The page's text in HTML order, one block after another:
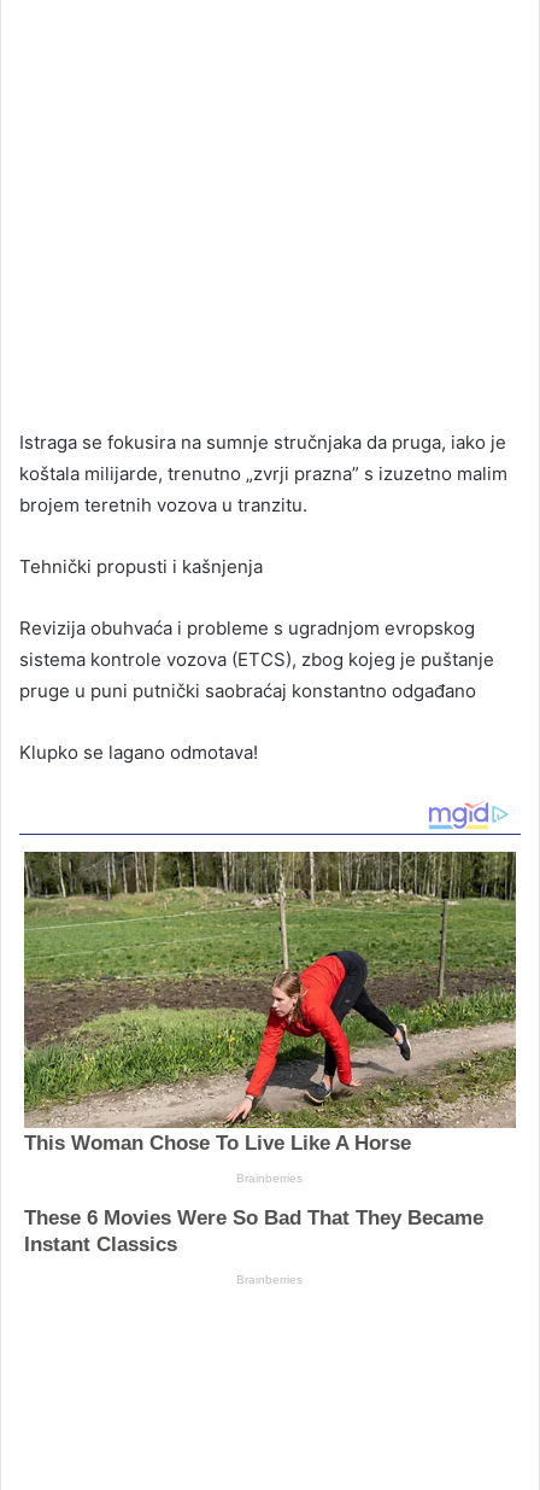
Istraga se fokusira na sumnje stručnjaka da pruga, iako je
koštala milijarde, trenutno „zvrji prazna” s izuzetno malim
brojem teretnih vozova u tranzitu.
Tehnički propusti i kašnjenja
Revizija obuhvaća i probleme s ugradnjom evropskog
sistema kontrole vozova (ETCS), zbog kojeg je puštanje
pruge u puni putnički saobraćaj konstantno odgađano
Klupko se lagano odmotava!